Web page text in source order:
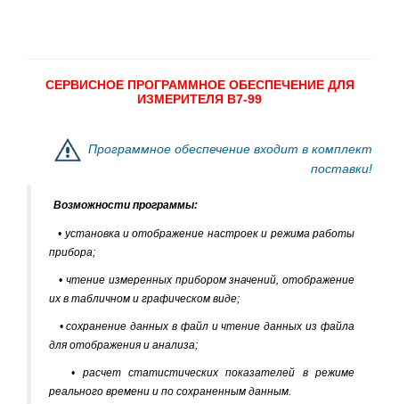
СЕРВИСНОЕ ПРОГРАММНОЕ ОБЕСПЕЧЕНИЕ ДЛЯ
ИЗМЕРИТЕЛЯ В7-99
Программное обеспечение входит в комплект
поставки!
Возможности программы:
• установка и отображение настроек и режима работы
прибора;
• чтение измеренных прибором значений, отображение
их в табличном и графическом виде;
• сохранение данных в файл и чтение данных из файла
для отображения и анализа;
• расчет статистических показателей в режиме
реального времени и по сохраненным данным.